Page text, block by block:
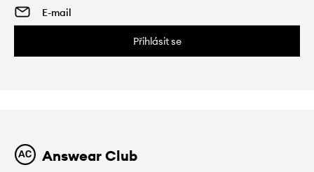
Přihlásit se
Answear Club